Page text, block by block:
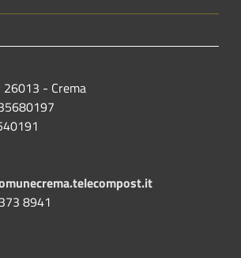
26013 - Crema
8941